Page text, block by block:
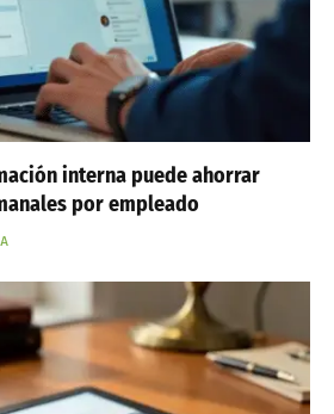
interna puede ahorrar
por empleado